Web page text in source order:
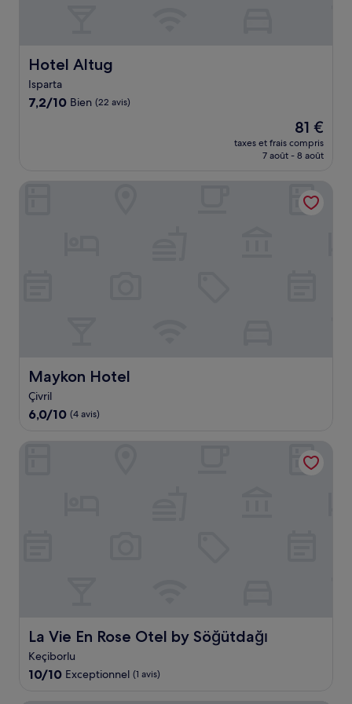
Hotel Altug
Hotel Altug
Isparta
7.2
7,2/10 Bien (22 avis)
Le
nouveau
prix
de
81 €
81 €
taxes et frais compris
7 août - 8 août
Maykon Hotel
Maykon Hotel
Çivril
6.0
10,
6,0/10 (4 avis)
La Vie En Rose Otel by Söğütdağı
La Vie En Rose Otel by Söğütdağı
Keçiborlu
10.0
10,
10/10 Exceptionnel (1 avis)